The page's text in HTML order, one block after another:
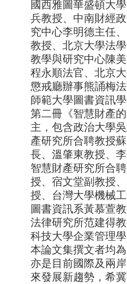
國西雅圖華盛頓大
兵教授、中南財經
究中心李明德主任
教授、北京大學法
教學與研究中心陳
程永順法官、北京
懲戒廳辦事熊誦梅
師範大學圖書資訊
第二冊《智慧財產
主，包含政治大學
產研究所合聘教授
長、溫肇東教授、
智慧財產研究所合
授、宿文堂副教授
授、台灣大學機械
圖書資訊系黃慕萱
法律研究所范建得
科技大學企業管理
本論文集撰文者均
亦是目前國際及兩
來發展新趨勢，希